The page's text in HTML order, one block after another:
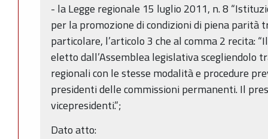
- la Legge regionale 15 luglio 2011, n. 8
per la promozione di condizioni di piena parità
particolare, l’articolo 3 che al comma 2 recita:
eletto dall’Assemblea legislativa scegliendolo
regionali con le stesse modalità e procedure
presidenti delle commissioni permanenti. Il
vicepresidenti.”;
Dato atto: